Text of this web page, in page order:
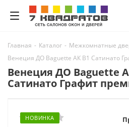
Главная - Каталог - Межкомнатные
Венеция ДО Baguette АК B1 Сатинато
Венеция ДО Baguette
Сатинато Графит
НОВИНКА